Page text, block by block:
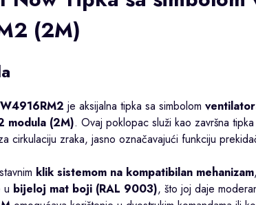
(2M)
je aksijalna tipka sa simbolom
modula (2M). Ovaj poklopac služi kao završna
cirkulaciju zraka, jasno označavajući funkciju
klik sistemom na kompatibilan mehanizam
u bijeloj mat boji (RAL 9003), što joj daje